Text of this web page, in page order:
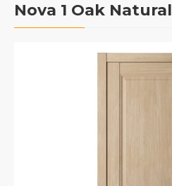
Nova 1 Oak Natural